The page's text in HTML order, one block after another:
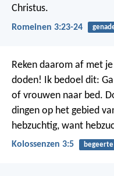
Christus.
Romeinen 3:23-24
Reken daarom af met
doden! Ik bedoel dit:
of vrouwen naar bed.
dingen op het gebied
hebzuchtig, want
Kolossenzen 3:5 begeerte